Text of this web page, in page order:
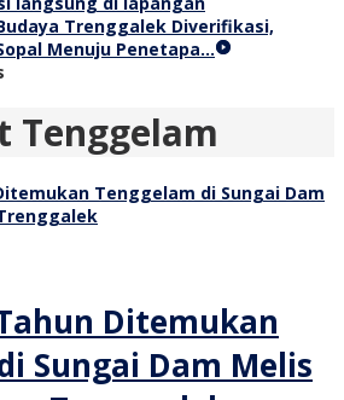
Trenggalek Diverifikasi,
Menuju Penetapa…
Tenggelam
Ditemukan
Sungai Dam Melis